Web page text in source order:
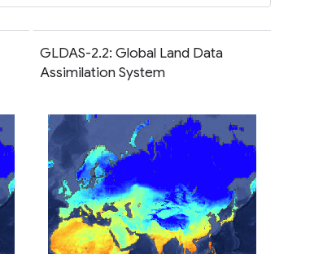
GLDAS-2.2: Global Land Data
Assimilation System